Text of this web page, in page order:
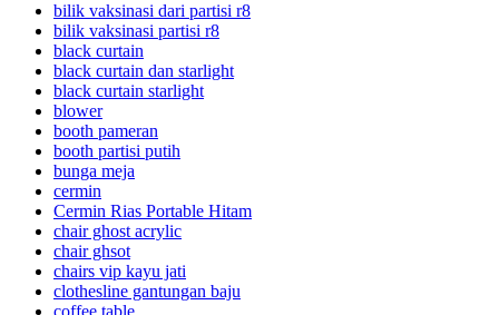
bilik vaksinasi dari partisi r8
bilik vaksinasi partisi r8
black curtain
black curtain dan starlight
black curtain starlight
blower
booth pameran
booth partisi putih
bunga meja
cermin
Cermin Rias Portable Hitam
chair ghost acrylic
chair ghsot
chairs vip kayu jati
clothesline gantungan baju